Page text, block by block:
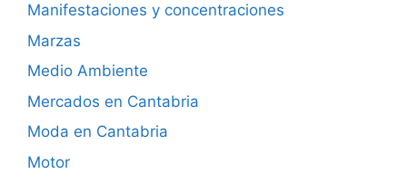
Manifestaciones y concentraciones
Marzas
Medio Ambiente
Mercados en Cantabria
Moda en Cantabria
Motor